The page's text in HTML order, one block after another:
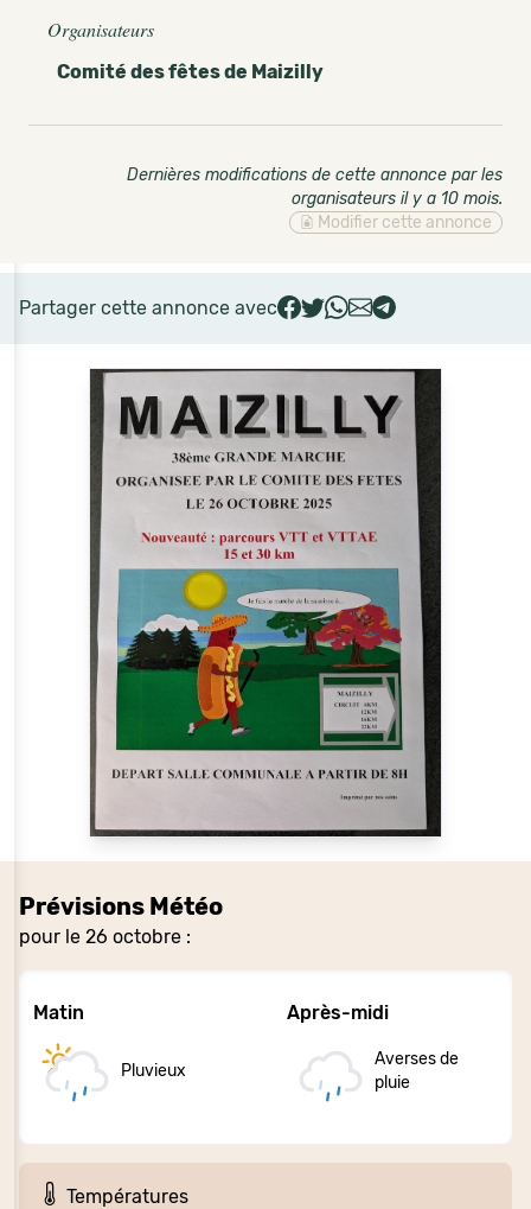
Prévisions Météo
pour le 26 octobre :
Matin
Pluvieux
Après-midi
Averses de
pluie
Températures
Organisateurs
Comité des fêtes de Maizilly
Dernières modifications de cette annonce par les
organisateurs il y a 10 mois.
Modifier cette annonce
Partager cette annonce avec